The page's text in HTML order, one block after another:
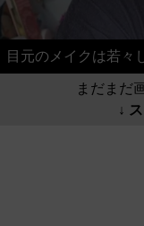
目元のメイクは若々
まだまだ
↓